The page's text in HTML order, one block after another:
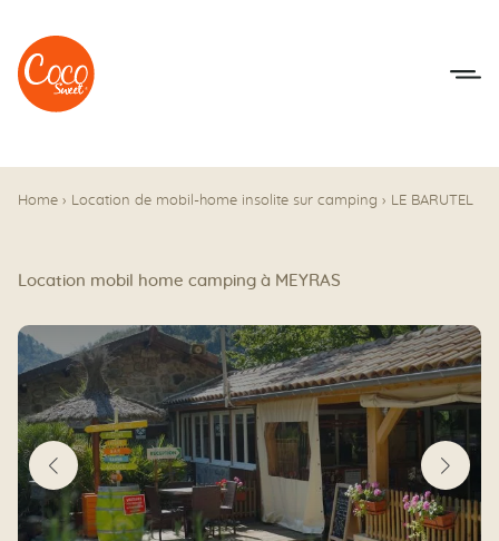
Aller au menu
Aller au contenu
Home › Location de mobil-home insolite sur camping › LE BARUTEL
Location mobil home camping à MEYRAS